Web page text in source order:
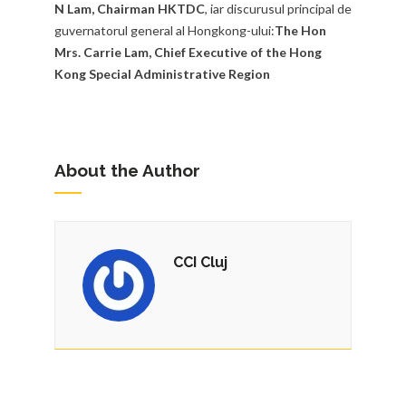
N Lam, Chairman HKTDC, iar discurusul principal de
guvernatorul general al Hongkong-ului:The Hon
Mrs. Carrie Lam, Chief Executive of the Hong
Kong Special Administrative Region
About the Author
CCI Cluj